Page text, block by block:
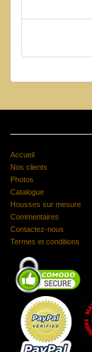
Accueil
Nos clients
Photos
Catalogue
Housses sur mesure
Commentaires
Contactez-nous
Termes et conditions